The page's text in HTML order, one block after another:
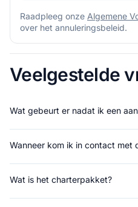
Raadpleeg onze Algemene
over het annuleringsbeleid.
Veelgestelde
Wat gebeurt er nadat ik een
Wanneer kom ik in contact met
Wat is het charterpakket?